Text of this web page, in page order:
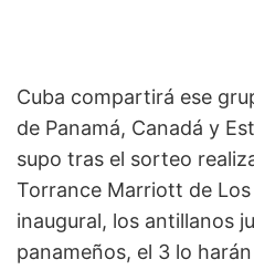
Cuba compartirá ese
de Panamá, Canadá y
supo tras el sorteo
Torrance Marriott de Los
inaugural, los antillanos
panameños, el 3 lo